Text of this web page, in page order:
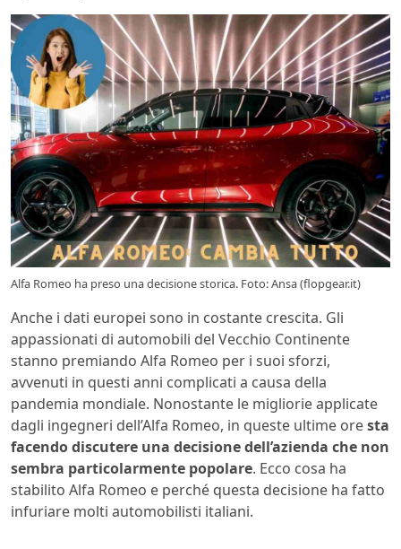
Alfa Romeo ha preso una decisione storica. Foto: Ansa (flopgear.it)
Anche i dati europei sono in costante crescita. Gli
appassionati di automobili del Vecchio Continente
stanno premiando Alfa Romeo per i suoi sforzi,
avvenuti in questi anni complicati a causa della
pandemia mondiale. Nonostante le migliorie applicate
dagli ingegneri dell’Alfa Romeo, in queste ultime oresta
facendo discutere una decisione dell’azienda che non
sembra particolarmente popolare. Ecco cosa ha
stabilito Alfa Romeo e perché questa decisione ha fatto
infuriare molti automobilisti italiani.